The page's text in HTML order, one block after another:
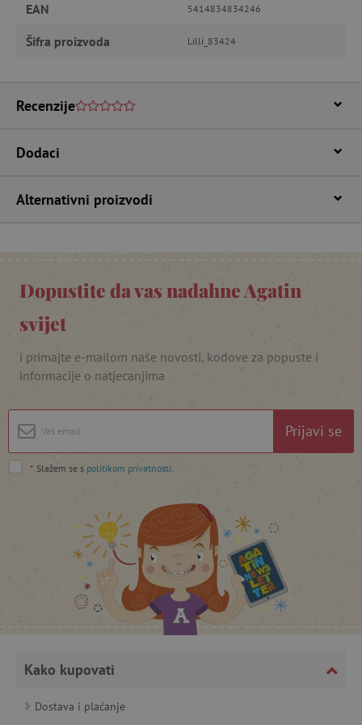
EAN 5414834834246
Šifra proizvoda Lilli_83424
Recenzije
Dodaci
Alternativni proizvodi
Dopustite da vas nadahne Agatin
svijet
i primajte e-mailom naše novosti, kodove za popuste i
informacije o natjecanjima
Prijavi se
* Slažem se s politikom privatnosti
Kako kupovati
Dostava i plaćanje
Nužno potrebni kolačići
Izvedba
funkcionalnost internetske stranice, kao što su
računa. Internetsku stranicu ne možete
Pružatelj usluga/
featureFlagIdentifier www.agatinsvijet.hr
featureFlagCheckoutExperimentVariant
Googleovu politiku privatnosti